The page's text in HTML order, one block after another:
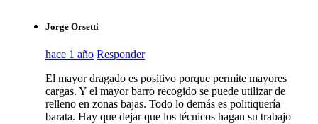
Jorge Orsetti
hace 1 año Responder
El mayor dragado es positivo porque permite mayores
cargas. Y el mayor barro recogido se puede utilizar de
relleno en zonas bajas. Todo lo demás es politiquería
barata. Hay que dejar que los técnicos hagan su trabajo